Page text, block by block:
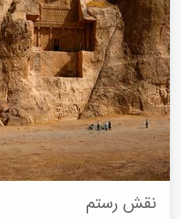
نقش رستم